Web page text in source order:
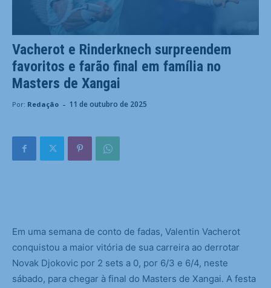
Vacherot e Rinderknech surpreendem
favoritos e farão final em família no
Masters de Xangai
Por: Redação - 11 de outubro de 2025
Em uma semana de conto de fadas, Valentin Vacherot
conquistou a maior vitória de sua carreira ao derrotar
Novak Djokovic por 2 sets a 0, por 6/3 e 6/4, neste
sábado, para chegar à final do Masters de Xangai. A festa